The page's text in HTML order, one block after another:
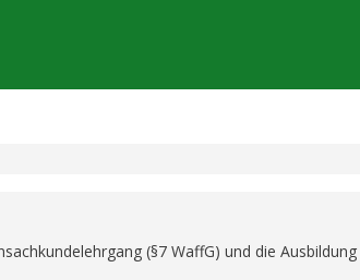
(§7 WaffG) und die